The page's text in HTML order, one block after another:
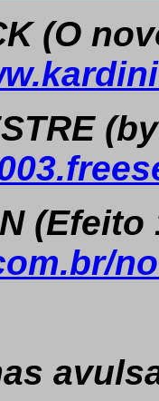
(O
(Efeito